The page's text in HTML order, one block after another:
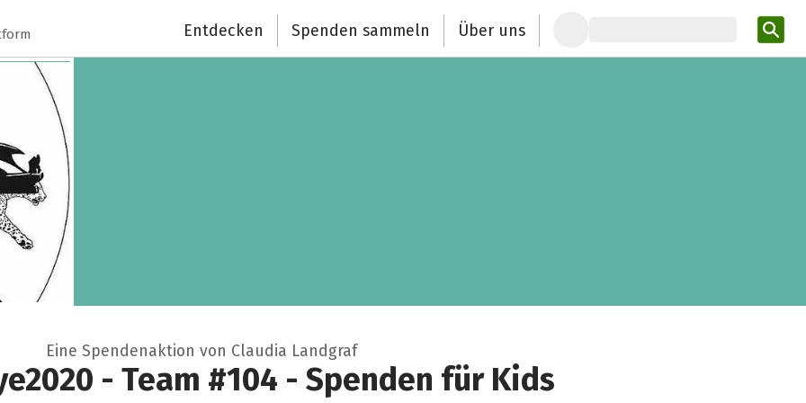
Entdecken Spenden sammeln Über uns
Eine Spendenaktion von Claudia Landgraf
- Team #104 - Spenden für Kids